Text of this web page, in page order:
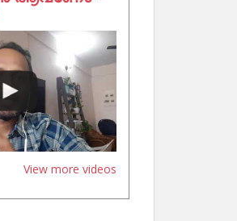
View more videos